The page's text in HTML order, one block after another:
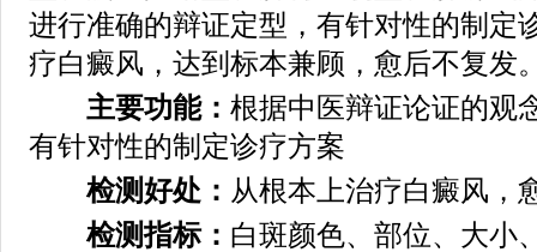
进行准确的辩证定型，有针对性的制定
疗白癜风，达到标本兼顾，愈后不复发
主要功能： 根据中医辩证论证的观
有针对性的制定诊疗方案
检测好处： 从根本上治疗白癜风，
检测指标： 白斑颜色、部位、大小